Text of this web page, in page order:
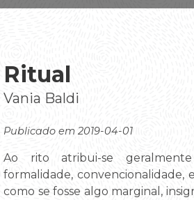
Ritual
Vania Baldi
Publicado em 2019-04-01
Ao rito atribui-se
formalidade, convencionalidade,
como se fosse algo marginal,